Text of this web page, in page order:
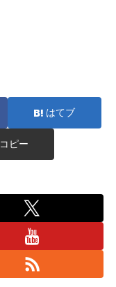
はてブ
コピー